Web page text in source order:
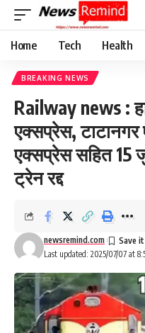
Home Tech Health
BREAKING NEWS
Railway news :
एक्सप्रेस, टाटानगर
एक्सप्रेस सहित 15
ट्रेन रद्द
Last updated: 2025/07/07 at
newsremind.com